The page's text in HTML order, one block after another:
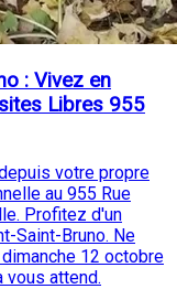
: Vivez en
Libres 955
votre propre
au 955 Rue
Profitez d'un
Saint-Bruno. Ne
12 octobre
vous attend.